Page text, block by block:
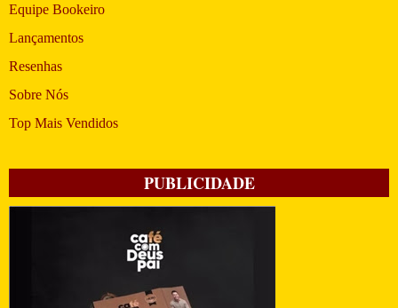
Equipe Bookeiro
Lançamentos
Resenhas
Sobre Nós
Top Mais Vendidos
PUBLICIDADE